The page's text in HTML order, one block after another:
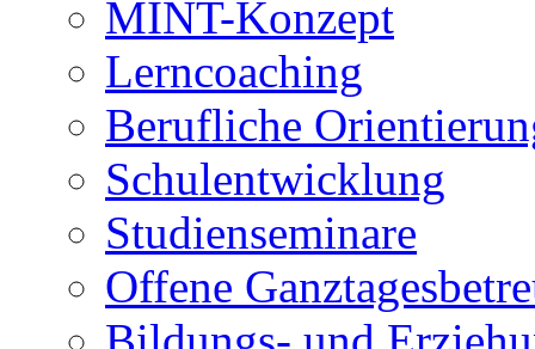
MINT-Konzept
Lerncoaching
Berufliche
Schulentwicklung
Studienseminare
Offene